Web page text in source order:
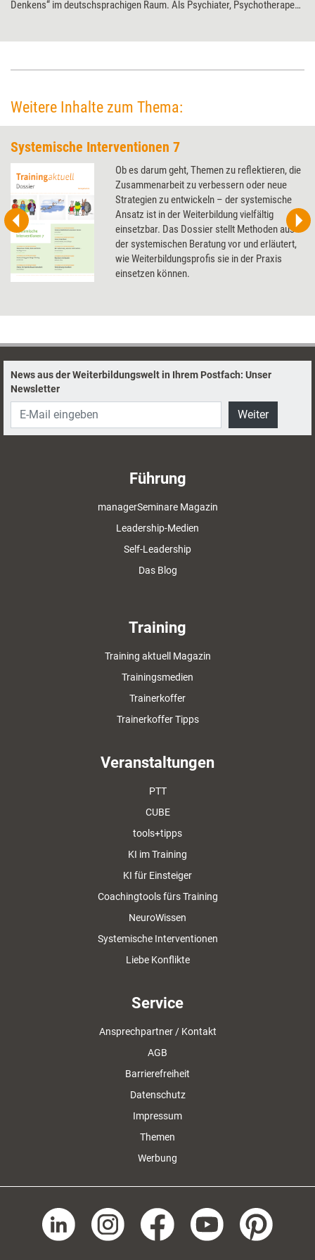
Denkens“ im deutschsprachigen Raum. Als Psychiater, Psychotherapeut
Weitere Inhalte zum Thema:
Systemische Interventionen 7
Ob es darum geht, Themen zu reflektieren, die
Zusammenarbeit zu verbessern oder neue
Strategien zu entwickeln – der systemische
Ansatz ist in der Weiterbildung vielfältig
einsetzbar. Das Dossier stellt Methoden aus
der systemischen Beratung vor und erläutert,
wie Weiterbildungsprofis sie in der Praxis
einsetzen können.
News aus der Weiterbildungswelt in Ihrem Postfach: Unser
Newsletter
Weiter
Führung
managerSeminare Magazin
Leadership-Medien
Self-Leadership
Das Blog
Training
Training aktuell Magazin
Trainingsmedien
Trainerkoffer
Trainerkoffer Tipps
Veranstaltungen
PTT
CUBE
tools+tipps
KI im Training
KI für Einsteiger
Coachingtools fürs Training
NeuroWissen
Systemische Interventionen
Liebe Konflikte
Service
Ansprechpartner / Kontakt
AGB
Barrierefreiheit
Datenschutz
Impressum
Themen
Werbung